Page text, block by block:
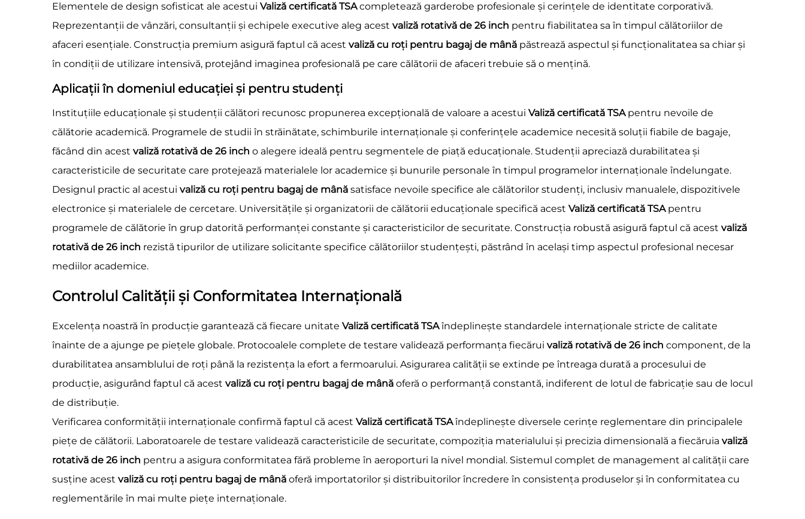
Elementele de design sofisticat ale acestui Valiză certificată TSAcompletează garderobe profesionale și cerințele de identitate corporativă.
Reprezentanții de vânzări, consultanții și echipele executive aleg acest valiză rotativă de 26 inch pentru fiabilitatea sa în timpul călătoriilor de
afaceri esențiale. Construcția premium asigură faptul că acest valiză cu roți pentru bagaj de mână păstrează aspectul și funcționalitatea sa chiar și
în condiții de utilizare intensivă, protejând imaginea profesională pe care călătorii de afaceri trebuie să o mențină.
Aplicații în domeniul educației și pentru studenți
Instituțiile educaționale și studenții călători recunosc propunerea excepțională de valoare a acestui Valiză certificată TSA pentru nevoile de
călătorie academică. Programele de studii în străinătate, schimburile internaționale și conferințele academice necesită soluții fiabile de bagaje,
făcând din acest valiză rotativă de 26 inch o alegere ideală pentru segmentele de piață educaționale. Studenții apreciază durabilitatea și
caracteristicile de securitate care protejează materialele lor academice și bunurile personale în timpul programelor internaționale îndelungate.
Designul practic al acestui valiză cu roți pentru bagaj de mână satisface nevoile specifice ale călătorilor studenți, inclusiv manualele, dispozitivele
electronice și materialele de cercetare. Universitățile și organizatorii de călătorii educaționale specifică acest Valiză certificată TSA pentru
programele de călătorie în grup datorită performanței constante și caracteristicilor de securitate. Construcția robustă asigură faptul că acest valiză
rotativă de 26 inch rezistă tipurilor de utilizare solicitante specifice călătoriilor studențești, păstrând în același timp aspectul profesional necesar
mediilor academice.
Controlul Calității și Conformitatea Internațională
Excelența noastră în producție garantează că fiecare unitate Valiză certificată TSAîndeplinește standardele internaționale stricte de calitate
înainte de a ajunge pe piețele globale. Protocoalele complete de testare validează performanța fiecărui valiză rotativă de 26 inch component, de la
durabilitatea ansamblului de roți până la rezistența la efort a fermoarului. Asigurarea calității se extinde pe întreaga durată a procesului de
producție, asigurând faptul că acest valiză cu roți pentru bagaj de mână oferă o performanță constantă, indiferent de lotul de fabricație sau de locul
de distribuție.
Verificarea conformității internaționale confirmă faptul că acest Valiză certificată TSAîndeplinește diversele cerințe reglementare din principalele
piețe de călătorii. Laboratoarele de testare validează caracteristicile de securitate, compoziția materialului și precizia dimensională a fiecăruia valiză
rotativă de 26 inch pentru a asigura conformitatea fără probleme în aeroporturi la nivel mondial. Sistemul complet de management al calității care
susține acest valiză cu roți pentru bagaj de mână oferă importatorilor și distribuitorilor încredere în consistența produselor și în conformitatea cu
reglementările în mai multe piețe internaționale.